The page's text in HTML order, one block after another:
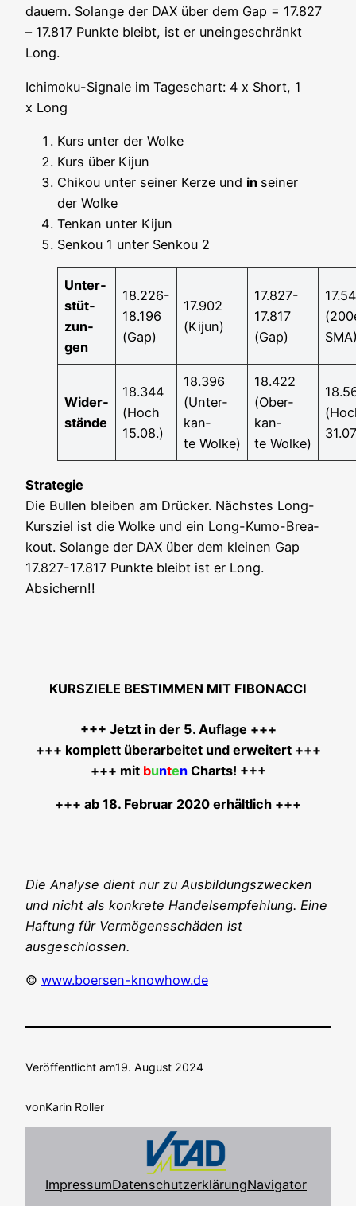
dau­ern. Solan­ge der DAX über dem Gap = 17.827
– 17.817 Punk­te bleibt, ist er unein­ge­schränkt
Long.
Ichi­mo­ku-Signa­le im Tages­chart: 4 x Short, 1
x Long
Kurs unter der Wolke
Kurs über Kijun
Chi­kou unter sei­ner Ker­ze und in sei­ner
der Wolke
Ten­kan unter Kijun
Sen­kou 1 unter Sen­kou 2
Unter­
stüt­
zun­
gen
18.226-
18.196
(Gap)
17.902
(Kijun)
17.827-
17.817
(Gap)
Wider­
stän­de
18.344
(Hoch
15.08.)
18.396
(Unter­
kan­
te Wolke)
18.422
(Ober­
kan­
te Wolke)
Stra­te­gie
Die Bul­len blei­ben am Drü­cker. Nächs­tes Long-
Kurs­ziel ist die Wol­ke und ein Long-Kumo-Brea­
kout. Solan­ge der DAX über dem klei­nen Gap
17.827-17.817 Punk­te bleibt ist er Long.
Absichern!!
KURSZIELE BESTIMMEN MIT FIBONACCI
+++ Jetzt in der 5. Auf­la­ge +++
+++ kom­plett über­ar­bei­tet und erwei­tert +++
+++ mit buntenCharts! +++
+++ ab 18. Febru­ar 2020 erhältlich +++
Die Ana­ly­se dient nur zu Aus­bil­dungs­zwe­cken
und nicht als kon­kre­te Han­dels­emp­feh­lung. Eine
Haf­tung für Ver­mö­gens­schä­den ist
ausgeschlossen.
© www.boersen-knowhow.de
Veröffentlicht am19. August 2024
vonKarin Roller
ImpressumDatenschutzerklärungNavigator